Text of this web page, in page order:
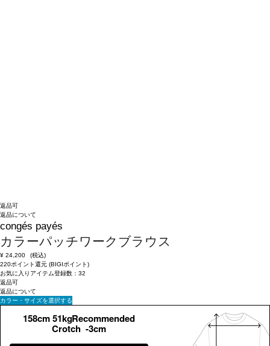
返品可
返品について
congés payés
カラーパッチワークブラウス
¥ 24,200
(税込)
220ポイント還元 (BIGIポイント)
お気に入りアイテム登録数： 32
返品可
返品について
カラー・サイズを選択する
158cm 51kgRecommended
Crotch -3cm